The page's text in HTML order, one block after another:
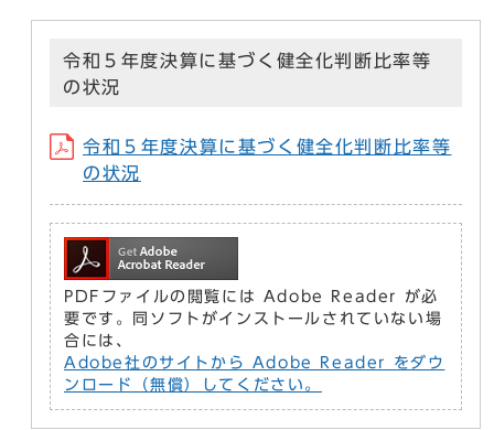
令和５年度決算に基づく健全化判断比率等
の状況
令和５年度決算に基づく健全化判断比率等
の状況
PDFファイルの閲覧には Adobe Reader が必
要です。同ソフトがインストールされていない場
合には、
Adobe社のサイトから Adobe Reader をダウ
ンロード（無償）してください。